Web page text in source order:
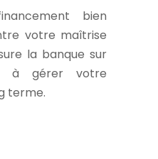
bien
votre maîtrise
la banque sur
à gérer votre
terme.